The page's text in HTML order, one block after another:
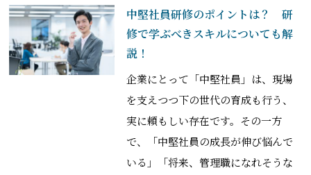
中堅社員研修のポイントは？ 研
修で学ぶべきスキルについても解
説！
企業にとって「中堅社員」は、現場
を支えつつ下の世代の育成も行う、
実に頼もしい存在です。その一方
で、「中堅社員の成長が伸び悩んで
いる」「将来、管理職になれそうな